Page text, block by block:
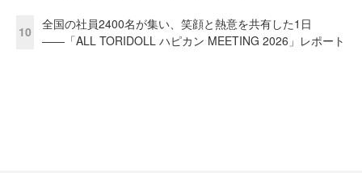
10
全国の社員2400名が集い、笑顔と熱意を共有した1日
――「ALL TORIDOLL ハピカン MEETING 2026」レポート